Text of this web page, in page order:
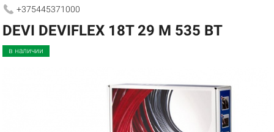
+375445371000
DEVI DEVIFLEX 18T 29 М 535 ВТ
в наличии